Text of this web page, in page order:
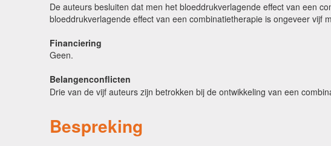
De auteurs besluiten dat men het bloeddrukverlagende effect van een
bloeddrukverlagende effect van een combinatietherapie is ongeveer vijf
Financiering
Geen.
Belangenconflicten
Drie van de vijf auteurs zijn betrokken bij de ontwikkeling van een
Bespreking